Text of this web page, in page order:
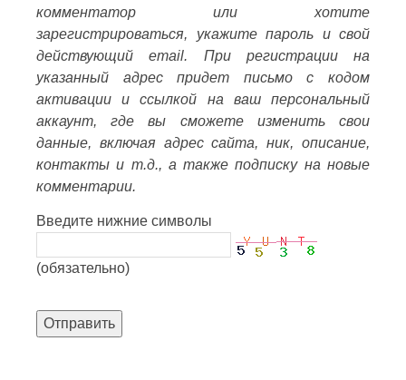
комментатор или хотите
зарегистрироваться, укажите пароль и свой
действующий email. При регистрации на
указанный адрес придет письмо с кодом
активации и ссылкой на ваш персональный
аккаунт, где вы сможете изменить свои
данные, включая адрес сайта, ник, описание,
контакты и т.д., а также подписку на новые
комментарии.
Введите нижние символы
(обязательно)
Отправить